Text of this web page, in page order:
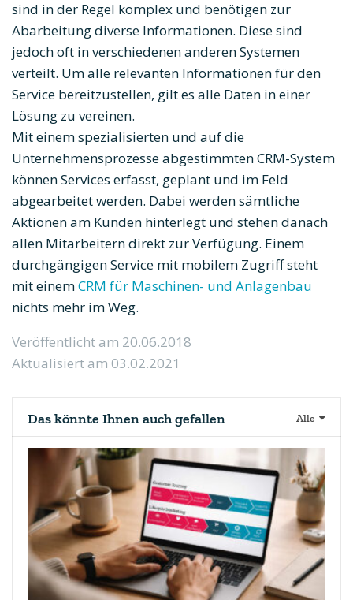
sind in der Regel komplex und benötigen zur
Abarbeitung diverse Informationen. Diese sind
jedoch oft in verschiedenen anderen Systemen
verteilt. Um alle relevanten Informationen für den
Service bereitzustellen, gilt es alle Daten in einer
Lösung zu vereinen.
Mit einem spezialisierten und auf die
Unternehmensprozesse abgestimmten CRM-System
können Services erfasst, geplant und im Feld
abgearbeitet werden. Dabei werden sämtliche
Aktionen am Kunden hinterlegt und stehen danach
allen Mitarbeitern direkt zur Verfügung. Einem
durchgängigen Service mit mobilem Zugriff steht
mit einemCRM für Maschinen- und Anlagenbau
nichts mehr im Weg.
Veröffentlicht am 20.06.2018
Aktualisiert am 03.02.2021
Alle
Das könnte Ihnen auch gefallen